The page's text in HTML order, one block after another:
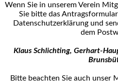
Wenn Sie in unserem Verein
Sie bitte das
Datenschutzerklärung und
dem
Klaus Schlichting, Gerhart-
Bitte beachten Sie auch unser